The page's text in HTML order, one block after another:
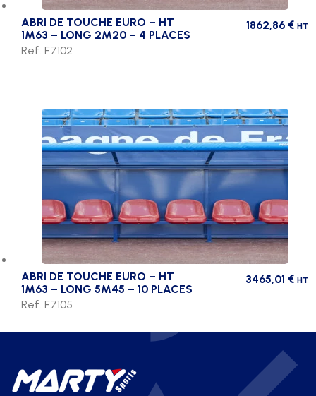
ABRI DE TOUCHE EURO – HT
1M63 – LONG 2M20 – 4 PLACES
1862,86 € HT
Ref. F7102
ABRI DE TOUCHE EURO – HT
1M63 – LONG 5M45 – 10 PLACES
3465,01 € HT
Ref. F7105